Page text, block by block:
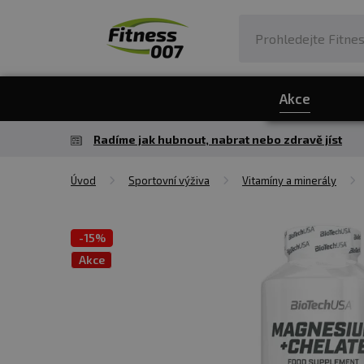
Akce
Radíme jak hubnout, nabrat nebo zdravě jíst
Úvod Sportovní výživa Vitamíny a minerály
-15%
Akce